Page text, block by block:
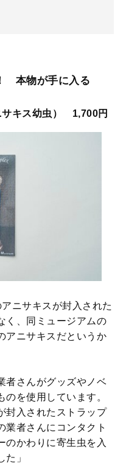
本物が手に入る
サキス幼虫） 1,700円
ニサキスが封入された
く、同ミュージアムの
アニサキスだというか
者さんがグッズやノベ
を使用しています。
封入されたストラップ
業者さんにコンタクト
のかわりに寄生虫を入
」